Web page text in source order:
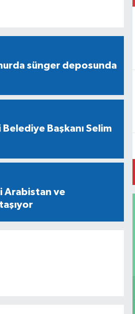
sünger deposunda
Başkanı Selim
Arabistan ve